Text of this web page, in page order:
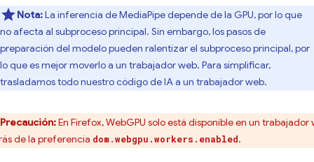
Nota:La inferencia de MediaPipe depende de la GPU, por lo que
no afecta al subproceso principal. Sin embargo, los pasos de
preparación del modelo pueden ralentizar el subproceso principal, por
lo que es mejor moverlo a un trabajador web. Para simplificar,
trasladamos todo nuestro código de IA a un trabajador web.
Precaución:En Firefox, WebGPU solo está disponible en un trabajador
de la preferencia dom.webgpu.workers.enabled.